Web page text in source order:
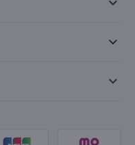
keyboard_arrow_down
keyboard_arrow_down